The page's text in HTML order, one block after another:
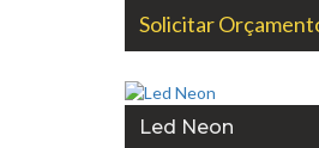
Solicitar
Led Neon